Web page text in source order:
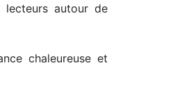
lecteurs autour de
chaleureuse et